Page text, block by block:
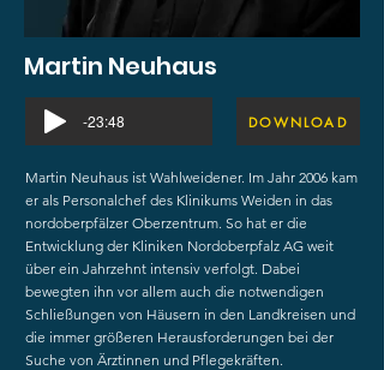
Martin Neuhaus
-23:48 DOWNLOAD
Martin Neuhaus ist Wahlweidener. Im Jahr 2006 kam
er als Personalchef des Klinikums Weiden in das
nordoberpfälzer Oberzentrum. So hat er die
Entwicklung der Kliniken Nordoberpfalz AG weit
über ein Jahrzehnt intensiv verfolgt. Dabei
bewegten ihn vor allem auch die notwendigen
Schließungen von Häusern in den Landkreisen und
die immer größeren Herausforderungen bei der
Suche von Ärztinnen und Pflegekräften.